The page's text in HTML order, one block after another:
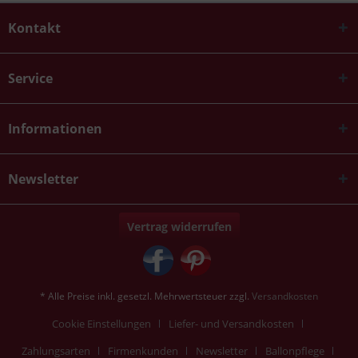
Kontakt
Service
Informationen
Newsletter
Vertrag widerrufen
* Alle Preise inkl. gesetzl. Mehrwertsteuer zzgl. Versandkosten
Cookie Einstellungen
Liefer- und Versandkosten
Zahlungsarten
Firmenkunden Newsletter Ballonpflege